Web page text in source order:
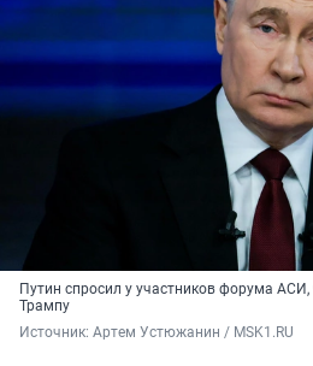
Путин спросил у участников форума
Трампу
Источник: Артем Устюжанин / MSK1.RU